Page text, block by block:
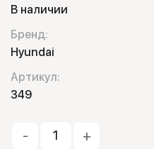
В наличии
Бренд:
Hyundai
Артикул:
349
- +